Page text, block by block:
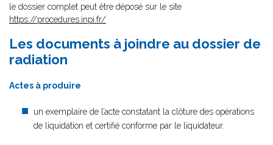
le dossier complet peut être déposé sur le site
https://procedures.inpi.fr/
Les documents à joindre au dossier de
radiation
Actes à produire
un exemplaire de l’acte constatant la clôture des opérations
de liquidation et certifié conforme par le liquidateur.